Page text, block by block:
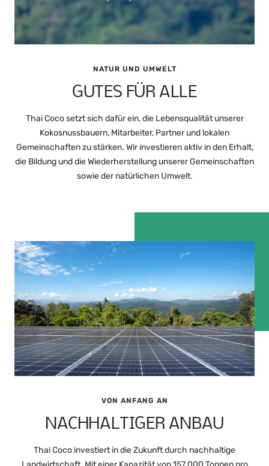
NATUR UND UMWELT
GUTES FÜR ALLE
Thai Coco setzt sich dafür ein, die Lebensqualität unserer
Kokosnussbauern, Mitarbeiter, Partner und lokalen
Gemeinschaften zu stärken. Wir investieren aktiv in den Erhalt,
die Bildung und die Wiederherstellung unserer Gemeinschaften
sowie der natürlichen Umwelt.
VON ANFANG AN
NACHHALTIGER ANBAU
Thai Coco investiert in die Zukunft durch nachhaltige